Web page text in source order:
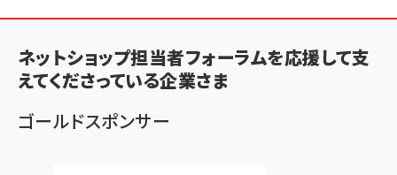
ン
く
ず
ネットショップ担当者フォーラムを応援して支
えてくださっている企業さま
ゴールドスポンサー